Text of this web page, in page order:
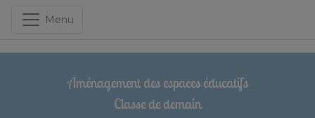
Menu
Aménagement des espaces éducatifs
Classe de demain